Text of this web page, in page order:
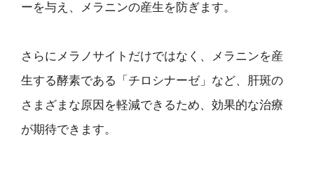
ーを与え、メラニンの産生を防ぎます。
さらにメラノサイトだけではなく、メラニンを産
生する酵素である「チロシナーゼ」など、肝斑の
さまざまな原因を軽減できるため、効果的な治療
が期待できます。